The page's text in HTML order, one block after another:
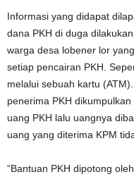
Informasi yang didapat
dana PKH di duga
warga desa lobener lor
setiap pencairan PKH.
melalui sebuah kartu
penerima PKH
uang PKH lalu uangnya
uang yang diterima KPM
“Bantuan PKH dipotong